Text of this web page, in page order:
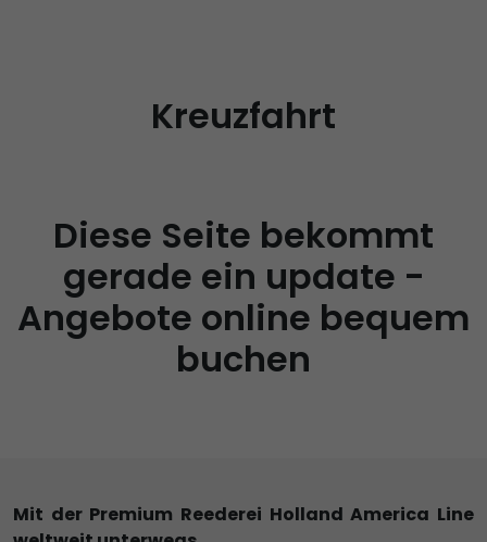
Kreuzfahrt
Diese Seite bekommt
gerade ein update -
Angebote online bequem
buchen
Mit der Premium Reederei Holland America Line